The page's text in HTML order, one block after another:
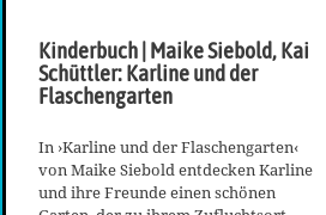
Kinderbuch | Maike Siebold, Kai
Schüttler: Karline und der
Flaschengarten
In ›Karline und der Flaschengarten‹
von Maike Siebold entdecken Karline
und ihre Freunde einen schönen